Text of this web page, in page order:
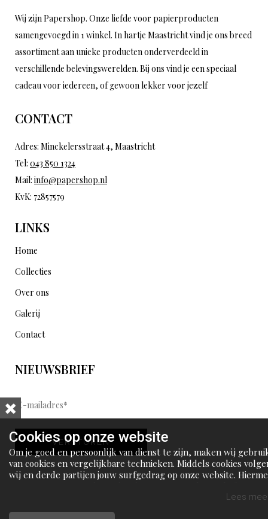
Wij zijn Papershop. Onze liefde voor papierproducten
samengevoegd in 1 winkel. In hartje Maastricht vind je ons breed
assortiment aan unieke producten onderverdeeld in
verschillende belevingswerelden. Bij ons vind je een speciaal
cadeau voor iedereen, of gewoon lekker voor jezelf
CONTACT
Adres: Minckelersstraat 4, Maastricht
Tel: 043 850 1324
Mail: info@papershop.nl
KvK: 72857579
LINKS
Home
Collecties
Over ons
Galerij
Contact
NIEUWSBRIEF
E
-
m
a
i
l
d
VERSTUREN
Cookies op onze website
Om je goed en persoonlijk van dienst te zijn, maken wij
van cookies en vergelijkbare technieken. Middels cookies
wij en derde partijen jouw surfgedrag op onze website.
Lees